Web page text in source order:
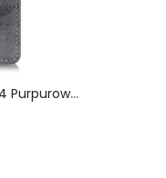
Obudowa Sony Xperia L4 Purpurowy Efekt Skóry W Stylu Vintage